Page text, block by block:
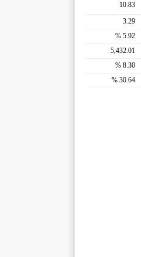
10.83
3.29
5.92 %
5,432.01
8.30 %
30.64 %